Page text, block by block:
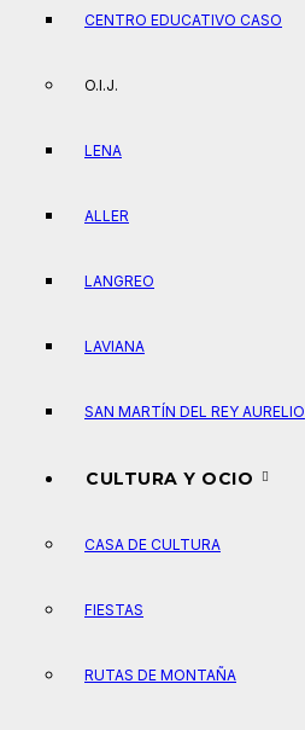
CENTRO EDUCATIVO CASO
O.I.J.
LENA
ALLER
LANGREO
LAVIANA
SAN MARTÍN DEL REY AURELIO
CULTURA Y OCIO
CASA DE CULTURA
FIESTAS
RUTAS DE MONTAÑA